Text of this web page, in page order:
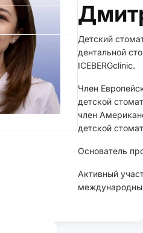
Детский
дентальной
ICEBERGclinic.
Член
детской
член
детской
Основатель
Активный